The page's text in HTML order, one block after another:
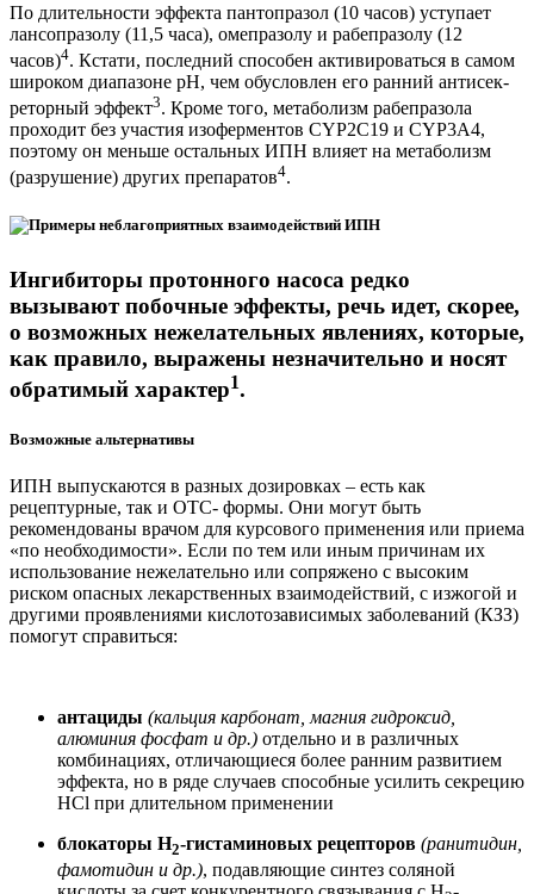
По длительности эффекта пантопразол (10 часов) уступает
лансопразолу (11,5 часа), омепразолу и рабепразолу (12
часов)4. Кстати, последний способен активироваться в самом
широком диапазоне рН, чем обусловлен его ранний антисек­
реторный эффект3. Кроме того, метаболизм рабепразола
проходит без участия изоферментов CYP2C19 и CYP3A4,
поэтому он меньше остальных ИПН влияет на метаболизм
(разрушение) других препаратов4.
Ингибиторы протонного насоса редко
вызывают побочные эффекты, речь идет, скорее,
о возможных нежелательных явлениях, которые,
как правило, выражены незначительно и носят
обратимый характер1.
Возможные альтернативы
ИПН выпускаются в разных дозировках – есть как
рецептурные, так и OTC- формы. Они могут быть
рекомендованы врачом для курсового применения или приема
«по необходимости». Если по тем или иным причинам их
использование нежелательно или сопряжено с высоким
риском опасных лекарственных взаимодействий, с изжогой и
другими проявлениями кислотозависимых заболеваний (КЗЗ)
помогут справиться:
антациды (кальция карбонат, магния гидроксид,
алюминия фосфат и др.) отдельно и в различных
комбинациях, отличающиеся более ранним развитием
эффекта, но в ряде случаев способные усилить секрецию
HCl при длительном применении
блокаторы H2-гистаминовых рецепторов (ранитидин,
фамотидин и др.), подавляющие синтез соляной